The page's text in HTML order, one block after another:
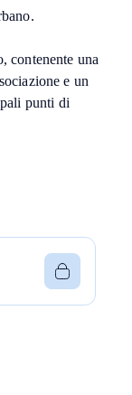
contenente una
e un
punti di